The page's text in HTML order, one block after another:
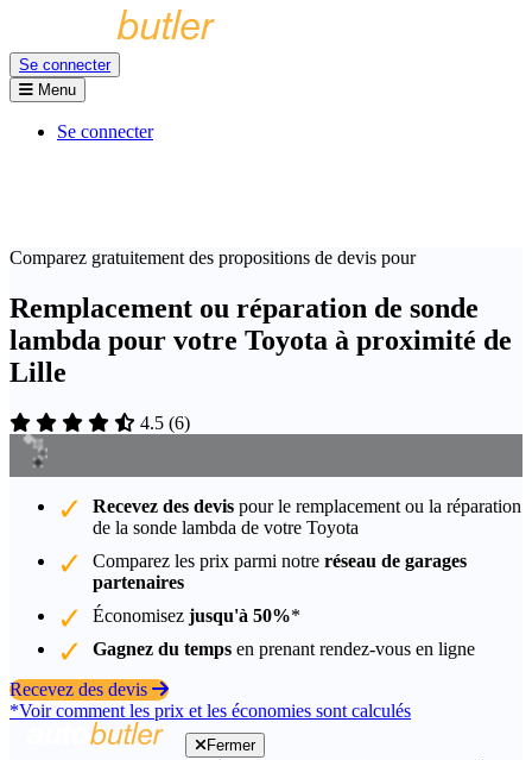
Se connecter
Menu
Se connecter
Comparez gratuitement des propositions de devis pour
Remplacement ou réparation de sonde
lambda pour votre Toyota à proximité de
Lille
4.5 (6)
Recevez des devis pour le remplacement ou la réparation
de la sonde lambda de votre Toyota
Comparez les prix parmi notre réseau de garages
partenaires
Économisez jusqu'à 50%*
Gagnez du temps en prenant rendez-vous en ligne
Recevez des devis
*Voir comment les prix et les économies sont calculés
Fermer